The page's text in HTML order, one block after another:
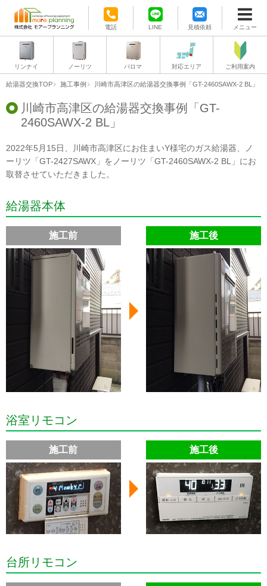
電話 LINE 見積依頼 メニュー
リンナイ ノーリツ パロマ 対応エリア ご利用案内
給湯器交換TOP 施工事例 川崎市高津区の給湯器交換事例「GT-2460SAWX-2 BL」
川崎市高津区の給湯器交換事例「GT-
2460SAWX-2 BL」
2022年5月15日、川崎市高津区にお住まいY様宅のガス給湯器、ノ
ーリツ「GT-2427SAWX」をノーリツ「GT-2460SAWX-2 BL」にお
取替させていただきました。
給湯器本体
施工前 施工後
浴室リモコン
施工前 施工後
台所リモコン